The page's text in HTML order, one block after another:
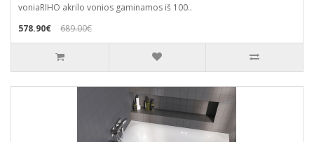
voniaRIHO akrilo vonios gaminamos iš 100..
578.90€
689.00€